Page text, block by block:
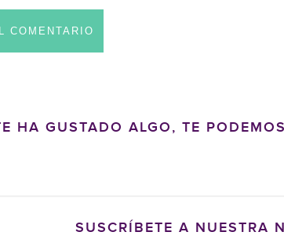
HA GUSTADO ALGO, TE
SUSCRÍBETE A NUESTRA